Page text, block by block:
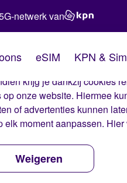
Met deze cookies
krijg je dankzij cookies
onze website. Hiermee
of advertenties kunnen
elk moment aanpassen.
Weigeren
netwerk van
eSIM KPN &